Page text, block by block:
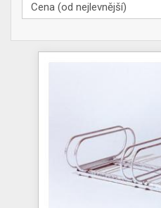
Cena (od nejlevnější)